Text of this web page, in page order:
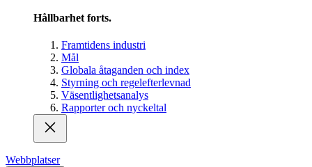
Hållbarhet forts.
Framtidens industri
Mål
Globala åtaganden och index
Styrning och regelefterlevnad
Väsentlighetsanalys
Rapporter och nyckeltal
Webbplatser